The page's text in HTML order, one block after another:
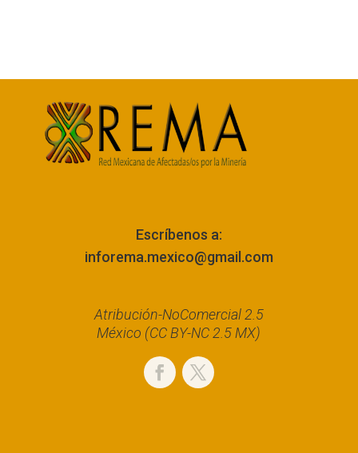
Escríbenos a:
inforema.mexico@gmail.com
Atribución-NoComercial 2.5
México (CC BY-NC 2.5 MX)